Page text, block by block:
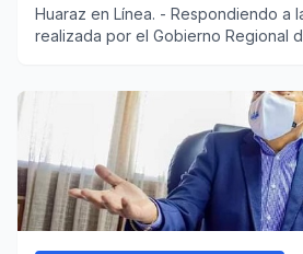
GRA
Huaraz en Línea. - Respondiendo a
realizada por el Gobierno Regional